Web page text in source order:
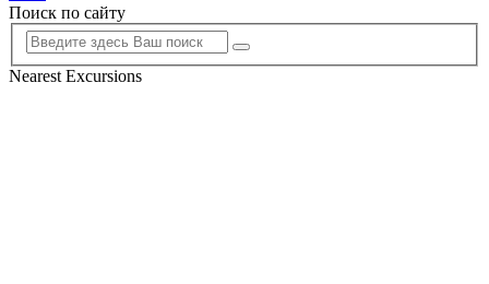
Поиск по сайту
Nearest Excursions